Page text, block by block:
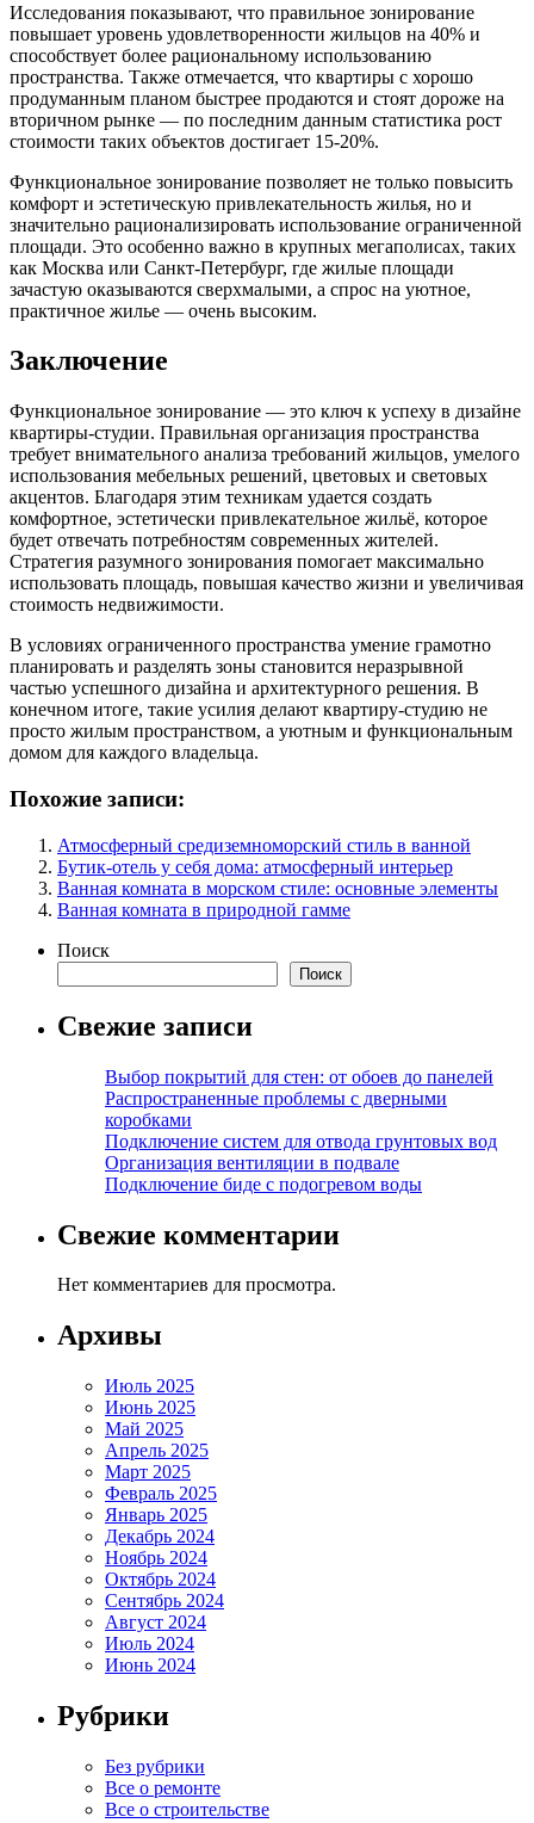
Исследования показывают, что правильное зонирование
повышает уровень удовлетворенности жильцов на 40% и
способствует более рациональному использованию
пространства. Также отмечается, что квартиры с хорошо
продуманным планом быстрее продаются и стоят дороже на
вторичном рынке — по последним данным статистика рост
стоимости таких объектов достигает 15-20%.
Функциональное зонирование позволяет не только повысить
комфорт и эстетическую привлекательность жилья, но и
значительно рационализировать использование ограниченной
площади. Это особенно важно в крупных мегаполисах, таких
как Москва или Санкт-Петербург, где жилые площади
зачастую оказываются сверхмалыми, а спрос на уютное,
практичное жилье — очень высоким.
Заключение
Функциональное зонирование — это ключ к успеху в дизайне
квартиры-студии. Правильная организация пространства
требует внимательного анализа требований жильцов, умелого
использования мебельных решений, цветовых и световых
акцентов. Благодаря этим техникам удается создать
комфортное, эстетически привлекательное жильё, которое
будет отвечать потребностям современных жителей.
Стратегия разумного зонирования помогает максимально
использовать площадь, повышая качество жизни и увеличивая
стоимость недвижимости.
В условиях ограниченного пространства умение грамотно
планировать и разделять зоны становится неразрывной
частью успешного дизайна и архитектурного решения. В
конечном итоге, такие усилия делают квартиру-студию не
просто жилым пространством, а уютным и функциональным
домом для каждого владельца.
Похожие записи:
Атмосферный средиземноморский стиль в ванной
Бутик-отель у себя дома: атмосферный интерьер
Ванная комната в морском стиле: основные элементы
Ванная комната в природной гамме
Поиск
Поиск
Свежие записи
Выбор покрытий для стен: от обоев до панелей
Распространенные проблемы с дверными
коробками
Подключение систем для отвода грунтовых вод
Организация вентиляции в подвале
Подключение биде с подогревом воды
Свежие комментарии
Нет комментариев для просмотра.
Архивы
Июль 2025
Июнь 2025
Май 2025
Апрель 2025
Март 2025
Февраль 2025
Январь 2025
Декабрь 2024
Ноябрь 2024
Октябрь 2024
Сентябрь 2024
Август 2024
Июль 2024
Июнь 2024
Рубрики
Без рубрики
Все о ремонте
Все о строительстве